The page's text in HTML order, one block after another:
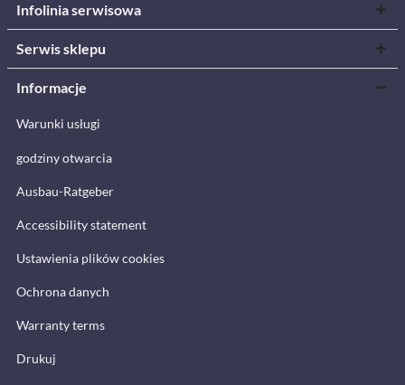
Infolinia serwisowa
Serwis sklepu
Informacje
Warunki usługi
godziny otwarcia
Ausbau-Ratgeber
Accessibility statement
Ustawienia plików cookies
Ochrona danych
Warranty terms
Drukuj